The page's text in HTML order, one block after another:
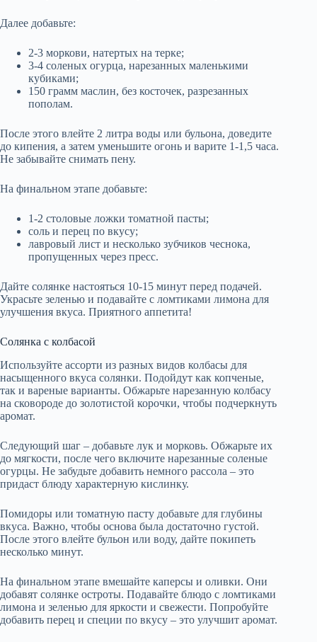
Далее добавьте:
2-3 моркови, натертых на терке;
3-4 соленых огурца, нарезанных маленькими
кубиками;
150 грамм маслин, без косточек, разрезанных
пополам.
После этого влейте 2 литра воды или бульона, доведите
до кипения, а затем уменьшите огонь и варите 1-1,5 часа.
Не забывайте снимать пену.
На финальном этапе добавьте:
1-2 столовые ложки томатной пасты;
соль и перец по вкусу;
лавровый лист и несколько зубчиков чеснока,
пропущенных через пресс.
Дайте солянке настояться 10-15 минут перед подачей.
Украсьте зеленью и подавайте с ломтиками лимона для
улучшения вкуса. Приятного аппетита!
Солянка с колбасой
Используйте ассорти из разных видов колбасы для
насыщенного вкуса солянки. Подойдут как копченые,
так и вареные варианты. Обжарьте нарезанную колбасу
на сковороде до золотистой корочки, чтобы подчеркнуть
аромат.
Следующий шаг – добавьте лук и морковь. Обжарьте их
до мягкости, после чего включите нарезанные соленые
огурцы. Не забудьте добавить немного рассола – это
придаст блюду характерную кислинку.
Помидоры или томатную пасту добавьте для глубины
вкуса. Важно, чтобы основа была достаточно густой.
После этого влейте бульон или воду, дайте покипеть
несколько минут.
На финальном этапе вмешайте каперсы и оливки. Они
добавят солянке остроты. Подавайте блюдо с ломтиками
лимона и зеленью для яркости и свежести. Попробуйте
добавить перец и специи по вкусу – это улучшит аромат.